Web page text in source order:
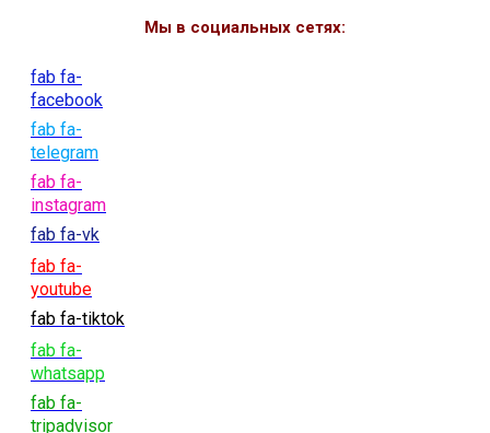
Мы в социальных сетях:
fab fa-
facebook
fab fa-
telegram
fab fa-
instagram
fab fa-vk
fab fa-
youtube
fab fa-tiktok
fab fa-
whatsapp
fab fa-
tripadvisor